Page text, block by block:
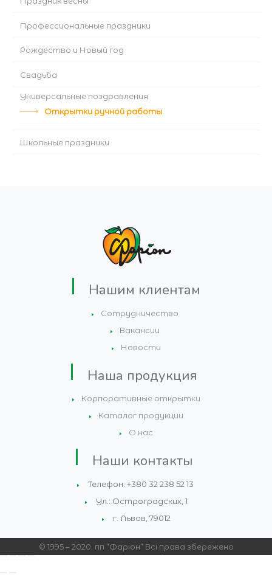
Профессиональные праздники
Рождество и Новый год
Свадьба
Универсальные поздравления
Открытки ручной работы
Школьные праздники
Нашим клиентам
Сотрудничество
Вакансии
Новости
Наша продукция
Корпоративные открытки
Каталог продукции
О нас
Наши контакты
Телефон: +380 32 238 52 13
Ул.: Остроградских, 1
г. Львов, 79012
© 1995 – 2020. пп “Фаріон” Всі права збережено